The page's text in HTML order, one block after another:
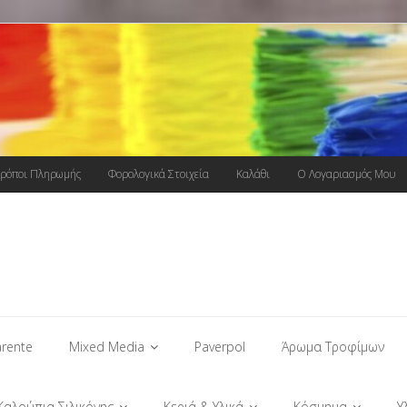
Πληρωμής Φορολογικά Στοιχεία Καλάθι Ο Λογαριασμός Μου
Mixed Media Paverpol Άρωμα Τροφίμων